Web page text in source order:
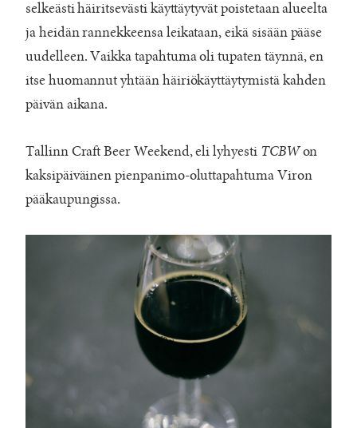
selkeästi häiritsevästi käyttäytyvät poistetaan alueelta
ja heidän rannekkeensa leikataan, eikä sisään pääse
uudelleen. Vaikka tapahtuma oli tupaten täynnä, en
itse huomannut yhtään häiriökäyttäytymistä kahden
päivän aikana.
Tallinn Craft Beer Weekend, eli lyhyesti TCBWon
kaksipäiväinen pienpanimo-oluttapahtuma Viron
pääkaupungissa.